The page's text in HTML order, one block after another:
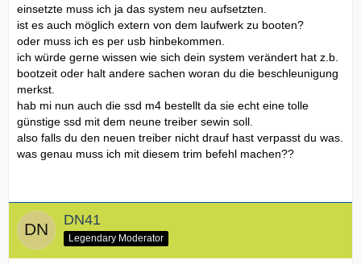
einsetzte muss ich ja das system neu aufsetzten.
ist es auch möglich extern von dem laufwerk zu booten?
oder muss ich es per usb hinbekommen.
ich würde gerne wissen wie sich dein system verändert hat z.b.
bootzeit oder halt andere sachen woran du die beschleunigung
merkst.
hab mi nun auch die ssd m4 bestellt da sie echt eine tolle
günstige ssd mit dem neune treiber sewin soll.
also falls du den neuen treiber nicht drauf hast verpasst du was.
was genau muss ich mit diesem trim befehl machen??
DN41
Legendary Moderator